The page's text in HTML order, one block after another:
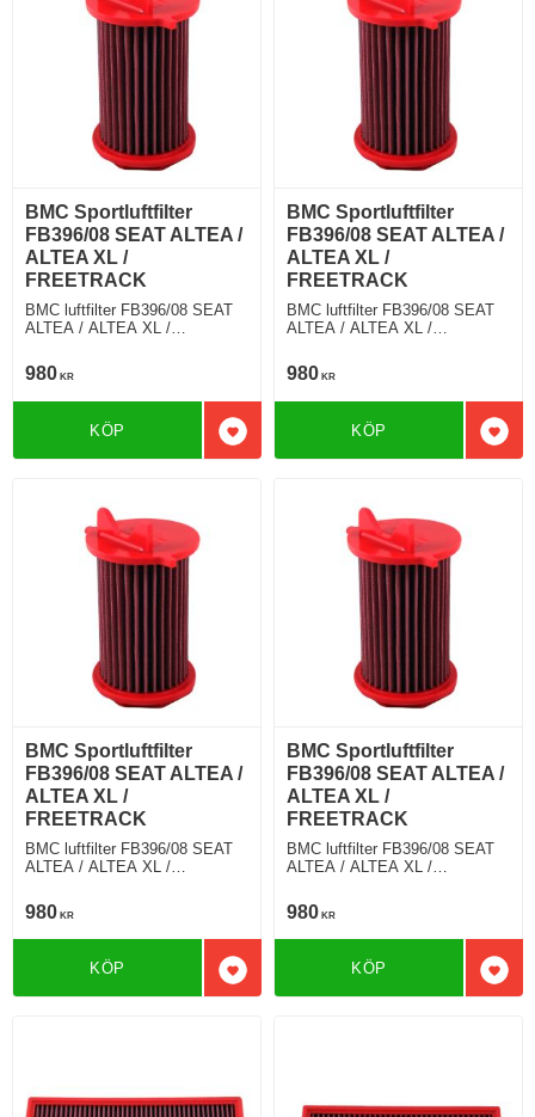
BMC Sportluftfilter
FB396/08 SEAT ALTEA /
ALTEA XL /
FREETRACK
BMC luftfilter FB396/08 SEAT
ALTEA / ALTEA XL /
980 KR
Lägg till i favoriter
KÖP
BMC Sportluftfilter
FB396/08 SEAT ALTEA /
ALTEA XL /
FREETRACK
BMC luftfilter FB396/08 SEAT
ALTEA / ALTEA XL /
980 KR
KÖP
BMC Sportluftfilter
FB396/08 SEAT ALTEA /
ALTEA XL /
FREETRACK
BMC luftfilter FB396/08 SEAT
ALTEA / ALTEA XL /
980 KR
Lägg till i favoriter
KÖP
BMC Sportluftfilter
FB396/08 SEAT ALTEA /
ALTEA XL /
FREETRACK
BMC luftfilter FB396/08 SEAT
ALTEA / ALTEA XL /
980 KR
KÖP